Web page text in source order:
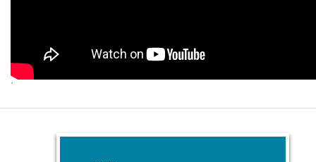
΄